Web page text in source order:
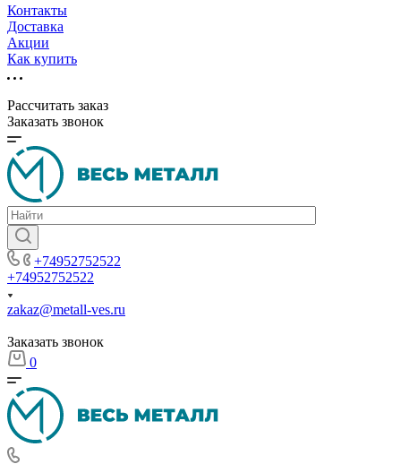
Контакты
Доставка
Акции
Как купить
Рассчитать заказ
Заказать звонок
+74952752522
+74952752522
zakaz@metall-ves.ru
Заказать звонок
0